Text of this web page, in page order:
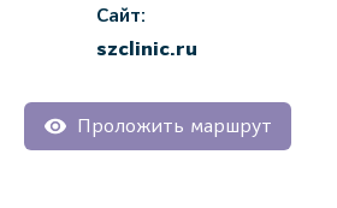
Сайт:
szclinic.ru
Проложить маршрут